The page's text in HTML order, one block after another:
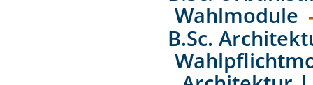
Wahlmodule
B.Sc.